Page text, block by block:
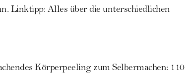
Linktipp: Alles über die unterschiedlichen
Körperpeeling zum Selbermachen: 110